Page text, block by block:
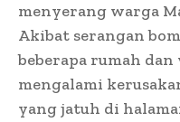
menyerang warga
Akibat serangan
beberapa rumah
mengalami
yang jatuh di